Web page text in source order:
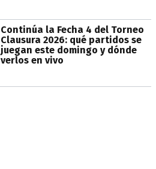
Continúa la Fecha 4 del Torneo
Clausura 2026: qué partidos se
juegan este domingo y dónde
verlos en vivo